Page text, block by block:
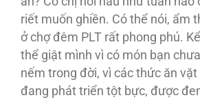
riết muốn ghiền. Có thể nói, ẩm
ở chợ đêm PLT rất phong phú.
thể giật mình vì có món bạn
nếm trong đời, vì các thức ăn
đang phát triển tột bực, được